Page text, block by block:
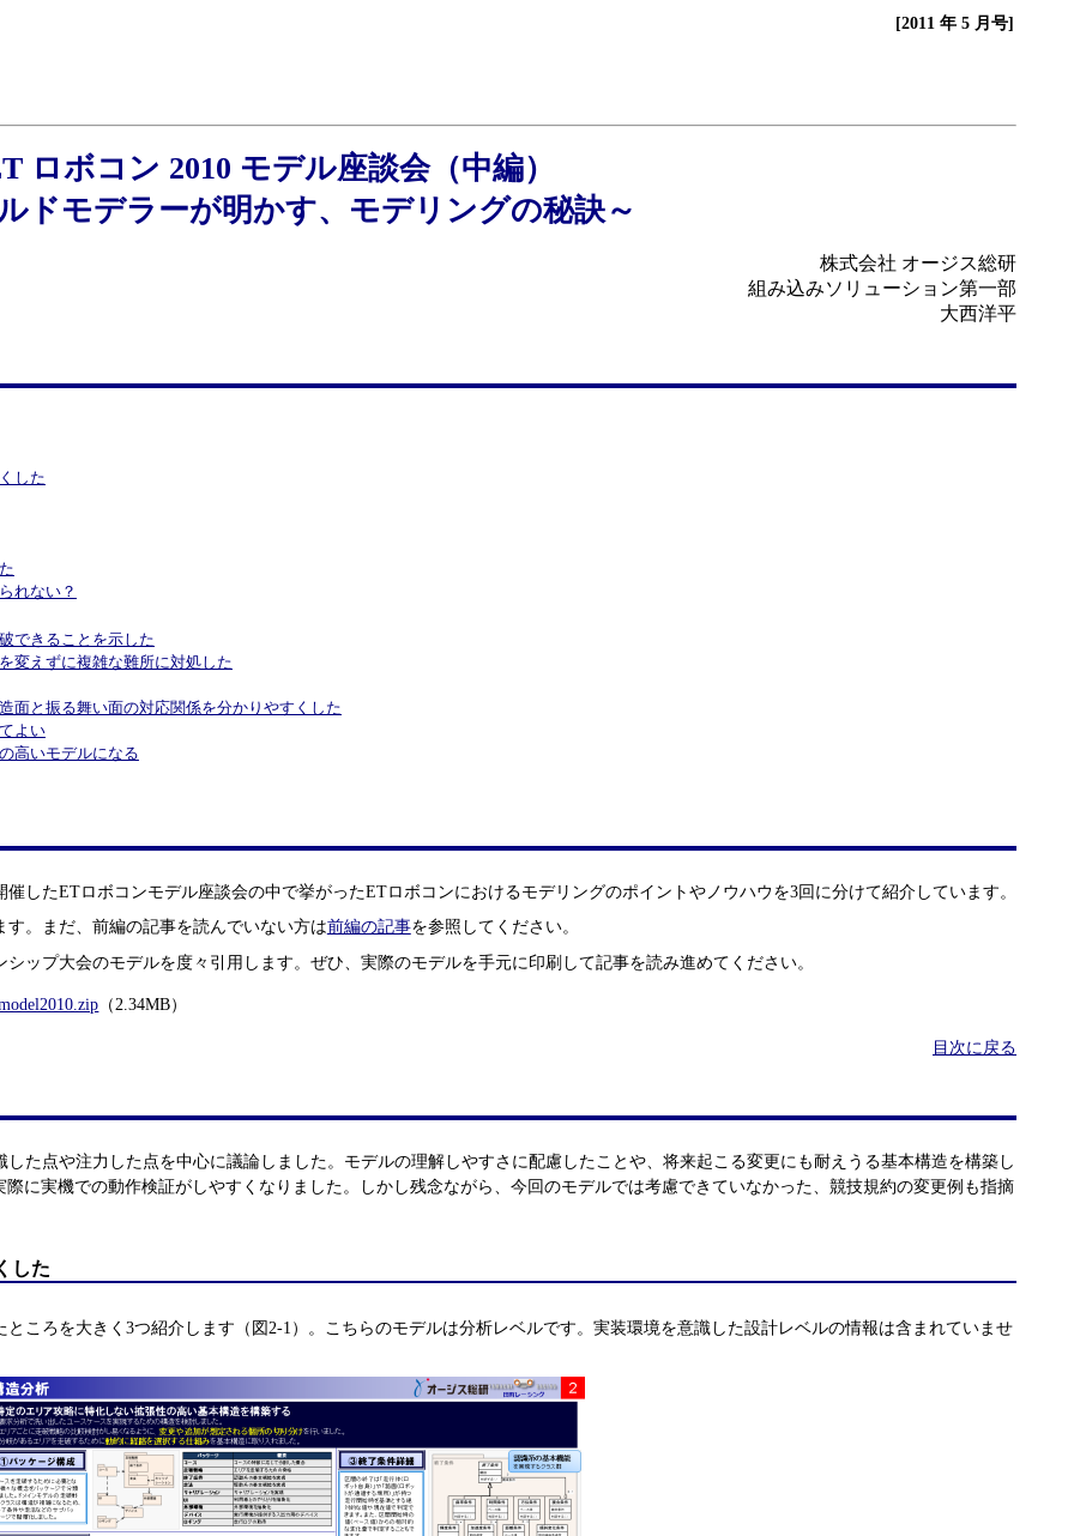
[2011 年 5 月号]
ロボコン 2010 モデル座談会（中編）
ドモデラーが明かす、モデリングの秘訣～
株式会社 オージス総研
組み込みソリューション第一部
大西洋平
した
れない？
できることを示した
変えずに複雑な難所に対処した
面と振る舞い面の対応関係を分かりやすくした
よい
高いモデルになる
したETロボコンモデル座談会の中で挙がったETロボコンにおけるモデリングのポイントやノウハウを3回に分けて紹介しています。
。まだ、前編の記事を読んでいない方は前編の記事を参照してください。
ップ大会のモデルを度々引用します。ぜひ、実際のモデルを手元に印刷して記事を読み進めてください。
（2.34MB）
目次に戻る
た点や注力した点を中心に議論しました。モデルの理解しやすさに配慮したことや、将来起こる変更にも耐えうる基本構造を構築し
に実機での動作検証がしやすくなりました。しかし残念ながら、今回のモデルでは考慮できていなかった、競技規約の変更例も指摘
した
ころを大きく3つ紹介します（図2-1）。こちらのモデルは分析レベルです。実装環境を意識した設計レベルの情報は含まれていませ